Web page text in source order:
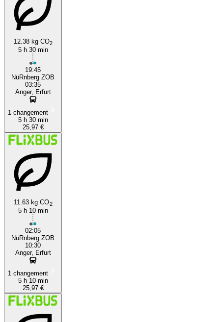
12.38 kg CO2
5 h 30 min
19:45
NüRnberg ZOB
03:35
Anger, Erfurt
1 changement
5 h 30 min
25,97 €
11.63 kg CO2
5 h 10 min
02:05
NüRnberg ZOB
10:30
Anger, Erfurt
1 changement
5 h 10 min
25,97 €